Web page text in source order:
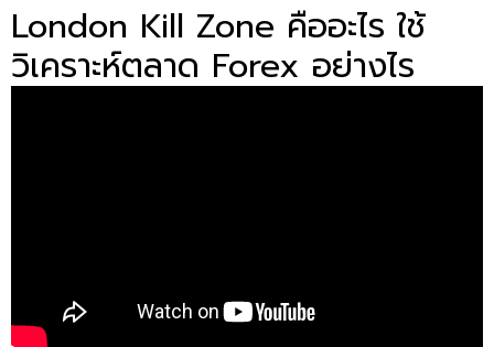
London Kill Zone คืออะไร ใช้
วิเคราะห์ตลาด Forex อย่างไร